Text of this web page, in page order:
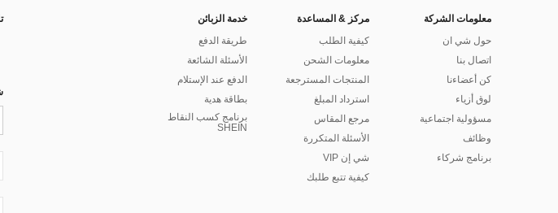
معلومات الشركة
حول شي ان
اتصال بنا
كن أعضاءنا
لوق أزياء
مسؤولية اجتماعية
وظائف
برنامج شركاء
مركز & المساعدة
كيفية الطلب
معلومات الشحن
المنتجات المسترجعة
استرداد المبلغ
مرجع المقاس
الأسئلة المتكررة
شي إن VIP
كيفية تتبع طلبك
خدمة الزبائن
طريقة الدفع
الأسئلة الشائعة
الدفع عند الإستلام
بطاقة هدية
برنامج كسب النقاط
SHEIN